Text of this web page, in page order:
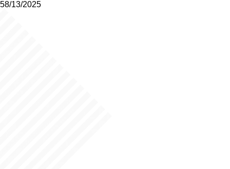
58/13/2025